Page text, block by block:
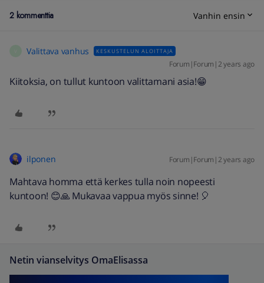
2 kommenttia Vanhin ensin
Valittava vanhus KESKUSTELUN ALOITTAJA
Forum|Forum|2 years ago
Kiitoksia, on tullut kuntoon valittamani asia!😁
ilponen Forum|Forum|2 years ago
Mahtava homma että kerkes tulla noin nopeesti
kuntoon! 😊🙏 Mukavaa vappua myös sinne! 🎈
Netin vianselvitys OmaElisassa